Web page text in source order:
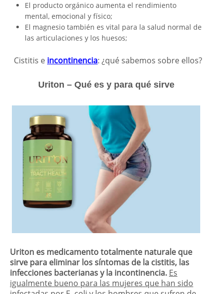
El producto orgánico aumenta el rendimiento
mental, emocional y físico;
El magnesio también es vital para la salud normal de
las articulaciones y los huesos;
Cistitis e incontinencia: ¿qué sabemos sobre ellos?
Uriton – Qué es y para qué sirve
Uriton es medicamento totalmente naturale que
sirve para eliminar los síntomas de la cistitis, las
infecciones bacterianas y la incontinencia. Es
igualmente bueno para las mujeres que han sido